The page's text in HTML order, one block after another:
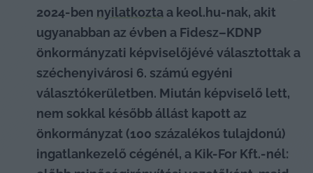
2024-ben nyilatkozta a keol.hu-nak, akit
ugyanabban az évben a Fidesz–KDNP
önkormányzati képviselőjévé választottak a
széchenyivárosi 6. számú egyéni
választókerületben. Miután képviselő lett,
nem sokkal később állást kapott az
önkormányzat (100 százalékos tulajdonú)
ingatlankezelő cégénél, a Kik-For Kft.-nél: